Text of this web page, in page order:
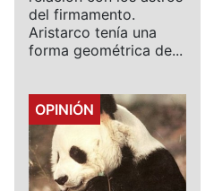
del firmamento.
Aristarco tenía una
forma geométrica de...
Details
OPINIÓN